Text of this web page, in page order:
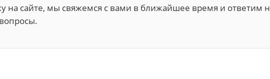
на сайте, мы свяжемся с вами в ближайшее время и ответим